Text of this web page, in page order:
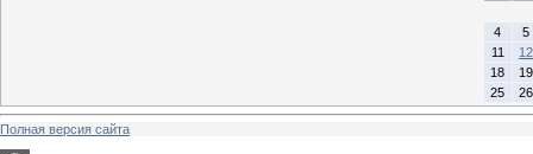
4
5
11
12
18
19
25
26
Полная версия сайта